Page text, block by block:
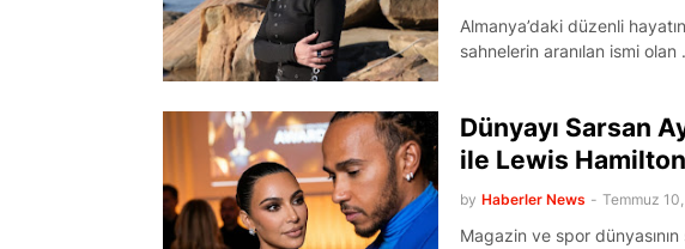
Almanya’daki düzenli
sahnelerin aranılan ismi olan
Dünyayı Sarsan
ile Lewis
by Haberler News - Temmuz
Magazin ve spor